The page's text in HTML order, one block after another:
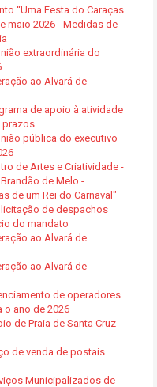
“Uma Festa do Caraças
maio 2026 - Medidas de
extraordinária do
ao Alvará de
de apoio à atividade
prazos
pública do executivo
de Artes e Criatividade -
de Melo -
de um Rei do Carnaval"
de despachos
do mandato
ao Alvará de
ao Alvará de
de operadores
o ano de 2026
de Praia de Santa Cruz -
de venda de postais
Municipalizados de